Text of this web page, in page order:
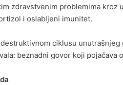
zdravstvenim problemima kroz
i oslabljeni imunitet.
ciklusu
beznadni govor koji pojačava